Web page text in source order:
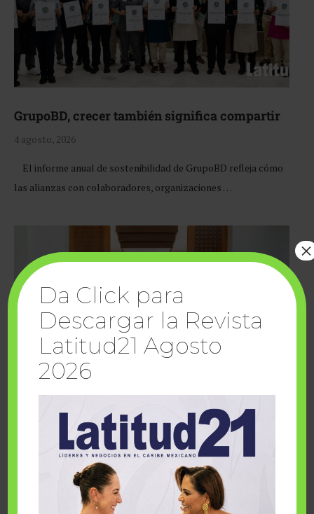
GrupoBD, crecer también significa compartir
4 agosto, 2026
El informe anual de sostenibilidad de GrupoBD refleja cómo
las alianzas con colaboradores, organizaciones …
Cuando la solidaridad inspira; cumplen
sueños Fairmont Mayakoba y Make-A-Wish
Da Click para
Descargar la Revista
Latitud21 Agosto
2026
×